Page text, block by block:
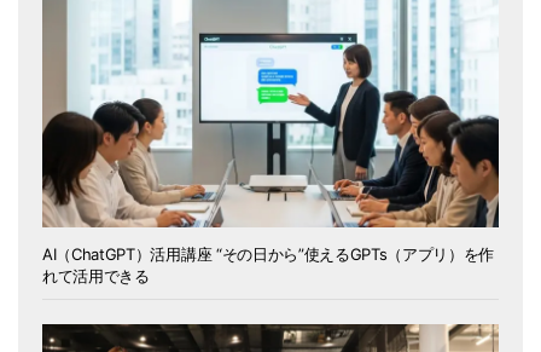
AI（ChatGPT）活用講座 “その日から”使えるGPTs（アプリ）を作
れて活用できる